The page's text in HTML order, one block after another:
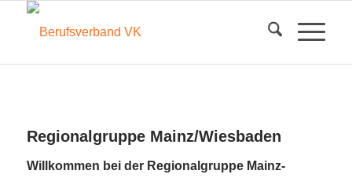
Regionalgruppe Mainz/Wiesbaden
Willkommen bei der Regionalgruppe Mainz-